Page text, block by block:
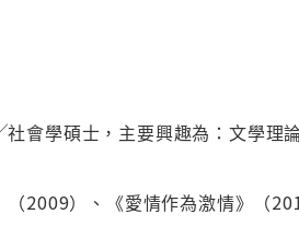
會學碩士，主要興趣為：文學理
2009）、《愛情作為激情》（